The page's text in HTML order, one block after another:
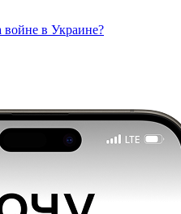
войне в Украине?